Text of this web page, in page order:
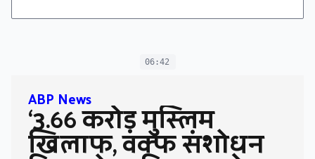
06:42
ABP News
‘3.66 करोड़ मुस्लिम
खिलाफ, वक्फ संशोधन